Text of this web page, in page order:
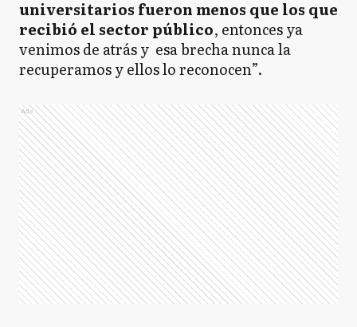
universitarios fueron menos que los que
recibió el sector público, entonces ya
venimos de atrás y esa brecha nunca la
recuperamos y ellos lo reconocen”.
Ads